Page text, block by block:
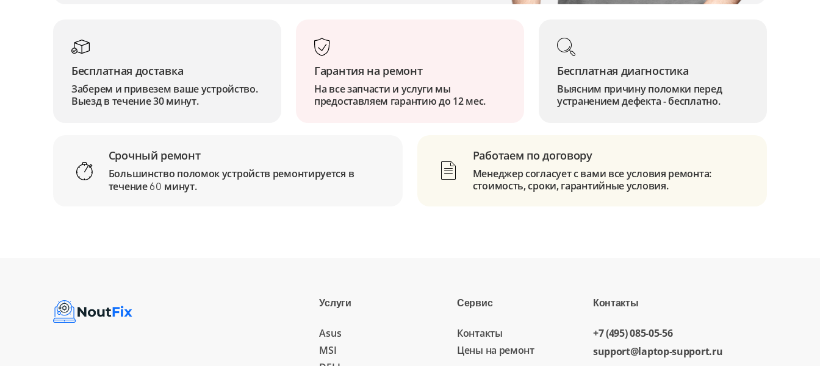
Бесплатная доставка
Заберем и привезем ваше устройство.
Выезд в течение 30 минут.
Гарантия на ремонт
На все запчасти и услуги мы
предоставляем гарантию до 12 мес.
Бесплатная диагностика
Выясним причину поломки перед
устранением дефекта - бесплатно.
Срочный ремонт
Большинство поломок устройств ремонтируется в
течение 60 минут.
Работаем по договору
Менеджер согласует с вами все условия ремонта:
стоимость, сроки, гарантийные условия.
Услуги
Asus
MSI
Сервис
Контакты
Цены на ремонт
Контакты
+7 (495) 085-05-56
support@laptop-support.ru